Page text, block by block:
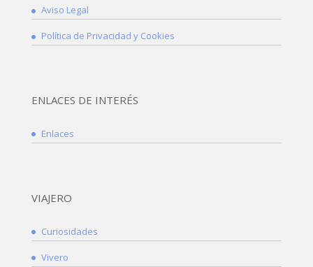
Aviso Legal
Política de Privacidad y Cookies
ENLACES DE INTERÉS
Enlaces
VIAJERO
Curiosidades
Vivero